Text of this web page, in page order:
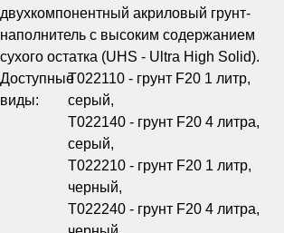
двухкомпонентный акриловый грунт-
наполнитель с высоким содержанием
сухого остатка (UHS - Ultra High Solid).
Доступные
виды:
T022110 - грунт F20 1 литр,
серый,
T022140 - грунт F20 4 литра,
серый,
T022210 - грунт F20 1 литр,
черный,
T022240 - грунт F20 4 литра,